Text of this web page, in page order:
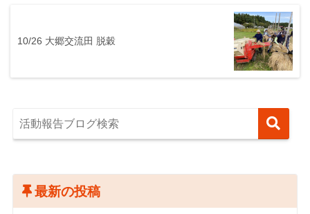
10/26 大郷交流田 脱穀
最新の投稿